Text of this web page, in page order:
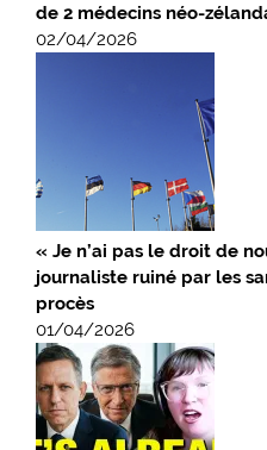
de 2 médecins néo-
02/04/2026
« Je n’ai pas le droit de
journaliste ruiné par les
procès
01/04/2026